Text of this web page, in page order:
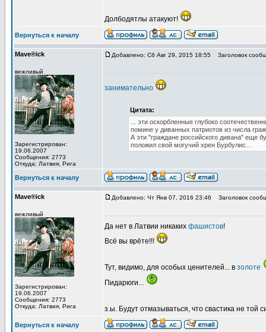
Долбодятлы атакуют!
Вернуться к началу
Mave®ick
вежливый
Зарегистрирован:
19.06.2007
Сообщения: 2773
Откуда: Латвия, Рига
Добавлено: Сб Авг 29, 2015 18:55 Заголовок
занимательно
Цитата:
... эти оскорбленные глубоко
помине у диванных патриотов из числа
А эти "граждане российского дивана" еще
положил свой могучий хрен Бурбулис…
Вернуться к началу
Mave®ick
вежливый
Зарегистрирован:
19.06.2007
Сообщения: 2773
Откуда: Латвия, Рига
Добавлено: Чт Янв 07, 2016 23:46 Заголовок
Да нет в Латвии никаких фашистов!
Всё вы врёте!!!
Тут, видимо, для особых ценителей... в золоте
Пидарюги...
з.ы. Будут отмазываться, что свастика не той
Вернуться к началу